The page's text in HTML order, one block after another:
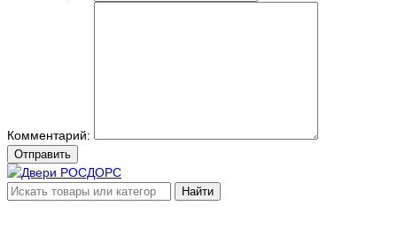
Комментарий:
Отправить
Найти